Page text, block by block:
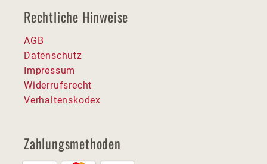
Rechtliche Hinweise
AGB
Datenschutz
Impressum
Widerrufsrecht
Verhaltenskodex
Zahlungsmethoden